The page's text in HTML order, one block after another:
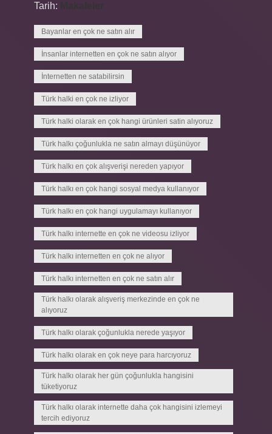
Tarih:
Bayanlar en çok ne satın alır
İnsanlar internetten en çok ne satın alıyor
İnternetten ne satabilirsin
Türk halki en çok ne izliyor
Türk halki olarak en çok hangi ürünleri satin alıyoruz
Türk halkı çoğunlukla ne satın almayı düşünüyor
Türk halkı en çok alışverişi nereden yapıyor
Türk halkı en çok hangi sosyal medya kullanıyor
Türk halkı en çok hangi uygulamayı kullanıyor
Türk halkı internette en çok ne videosu izliyor
Türk halkı internetten en çok ne alıyor
Türk halkı internetten en çok ne satın alır
Türk halkı olarak alışveriş merkezinde en çok ne
alıyoruz
Türk halkı olarak çoğunlukla nerede yaşıyor
Türk halkı olarak en çok neye para harcıyoruz
Türk halkı olarak her gün çoğunlukla hangisini
tüketiyoruz
Türk halkı olarak internette daha çok hangisini izlemeyi
tercih ediyoruz